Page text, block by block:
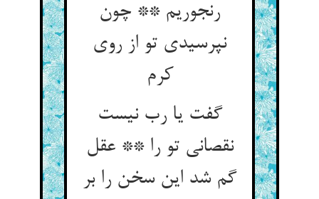
رنجوریم ** چون
نپرسیدی تو از روی
کرم‏
گفت یا رب نیست
نقصانی تو را ** عقل
گم شد این سخن را بر